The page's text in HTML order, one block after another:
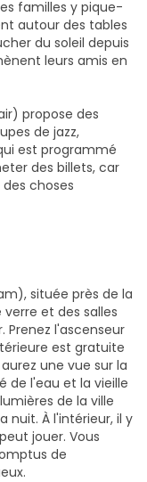
familles y pique-
autour des tables
du soleil depuis
leurs amis en
propose des
de jazz,
est programmé
des billets, car
choses
située près de la
et des salles
Prenez l'ascenseur
est gratuite
une vue sur la
de l'eau et la vieille
de la ville
nuit. À l'intérieur, il y
jouer. Vous
de